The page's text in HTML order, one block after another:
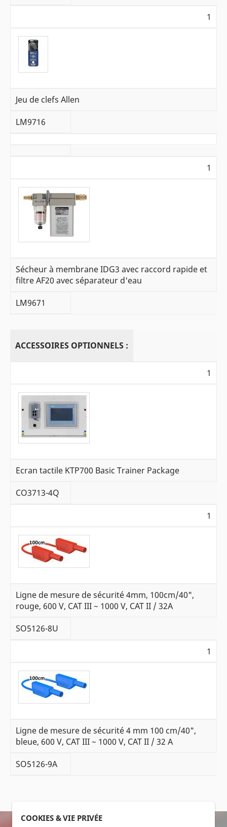
1
Jeu de clefs Allen
LM9716
1
Sécheur à membrane IDG3 avec raccord rapide et
filtre AF20 avec séparateur d'eau
LM9671
ACCESSOIRES OPTIONNELS :
1
Ecran tactile KTP700 Basic Trainer Package
CO3713-4Q
1
Ligne de mesure de sécurité 4mm, 100cm/40",
rouge, 600 V, CAT III ~ 1000 V, CAT II / 32A
SO5126-8U
1
Ligne de mesure de sécurité 4 mm 100 cm/40",
bleue, 600 V, CAT III ~ 1000 V, CAT II / 32 A
SO5126-9A
COOKIES & VIE PRIVÉE